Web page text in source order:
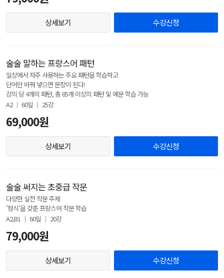
상세보기 수강신청
술술 말하는 프랑스어 패턴
일상에서 자주 사용하는 주요 패턴을 학습하고
단어만 바꿔 넣으면 문장이 된다!
강의 당 4개의 패턴, 총 85개 이상의 패턴 및 예문 학습 가능
A2 │ 60일 │ 25강
69,000원
상세보기 수강신청
술술 써지는 초중급 작문
다양한 실전 작문 주제
'형식'을 갖춘 프랑스어 작문 학습
A2,B1 │ 60일 │ 20강
79,000원
상세보기 수강신청